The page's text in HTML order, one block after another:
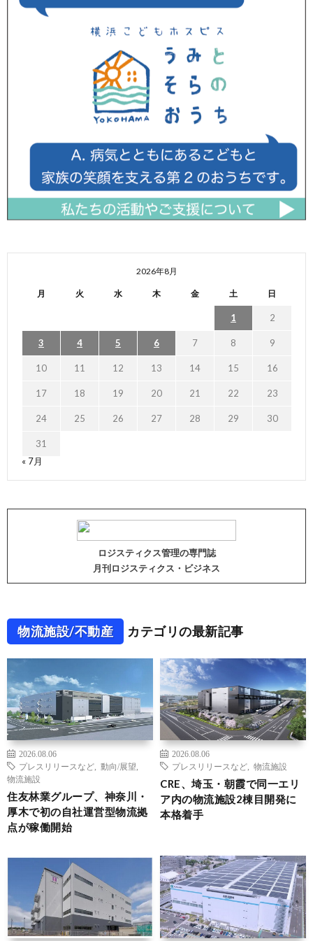
2026年8月
月 火 水 木 金 土 日
1 2
3 4 5 6 7 8 9
10 11 12 13 14 15 16
17 18 19 20 21 22 23
24 25 26 27 28 29 30
31
« 7月
ロジスティクス管理の専門誌
月刊ロジスティクス・ビジネス
物流施設/不動産 カテゴリの最新記事
2026.08.06
プレスリリースなど
動向/展望
物流施設
住友林業グループ、神奈川・
厚木で初の自社運営型物流拠
点が稼働開始
2026.08.06
プレスリリースなど
物流施設
CRE、埼玉・朝霞で同一エリ
ア内の物流施設2棟目開発に
本格着手